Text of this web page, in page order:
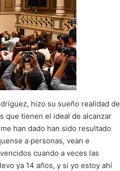
hizo su sueño realidad de
que tienen el ideal de alcanzar
han dado han sido resultado
a personas, vean e
cuando a veces las
ya 14 años, y si yo estoy ahí